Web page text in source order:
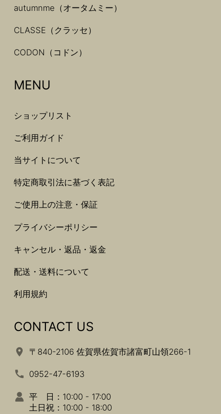
autumnme（オータムミー）
CLASSE（クラッセ）
CODON（コドン）
MENU
ショップリスト
ご利用ガイド
当サイトについて
特定商取引法に基づく表記
ご使用上の注意・保証
プライバシーポリシー
キャンセル・返品・返金
配送・送料について
利用規約
CONTACT US
〒840-2106 佐賀県佐賀市諸富町山領266-1
0952-47-6193
平 日：10:00 - 17:00
土日祝：10:00 - 18:00